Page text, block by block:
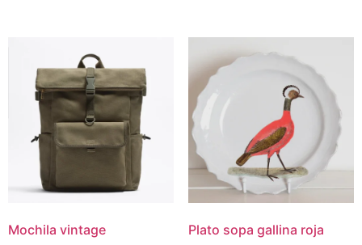
Mochila vintage Plato sopa gallina roja